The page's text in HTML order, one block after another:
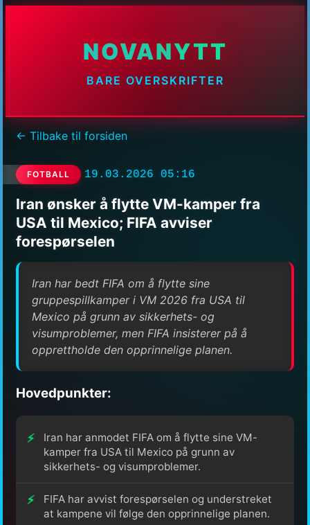
NOVANYTT
BARE OVERSKRIFTER
← Tilbake til forsiden
FOTBALL 19.03.2026 05:16
Iran ønsker å flytte VM-kamper fra
USA til Mexico; FIFA avviser
forespørselen
Iran har bedt FIFA om å flytte sine
gruppespillkamper i VM 2026 fra USA til
Mexico på grunn av sikkerhets- og
visumproblemer, men FIFA insisterer på å
opprettholde den opprinnelige planen.
Hovedpunkter:
Iran har anmodet FIFA om å flytte sine VM-
kamper fra USA til Mexico på grunn av
sikkerhets- og visumproblemer.
FIFA har avvist forespørselen og understreket
at kampene vil følge den opprinnelige planen.